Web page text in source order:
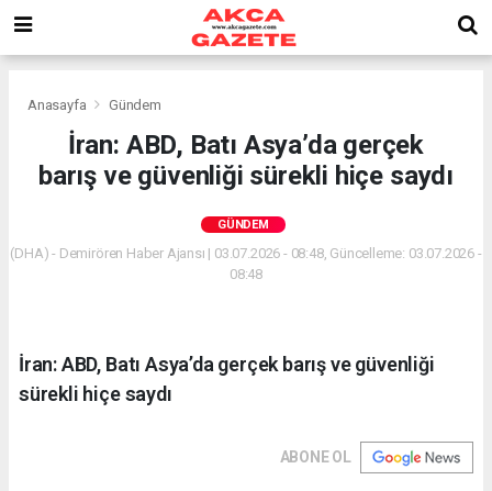
Anasayfa Gündem
İran: ABD, Batı Asya’da gerçek
barış ve güvenliği sürekli hiçe saydı
GÜNDEM
(DHA) - Demirören Haber Ajansı | 03.07.2026 - 08:48, Güncelleme: 03.07.2026 -
08:48
İran: ABD, Batı Asya’da gerçek barış ve güvenliği
sürekli hiçe saydı
ABONE OL